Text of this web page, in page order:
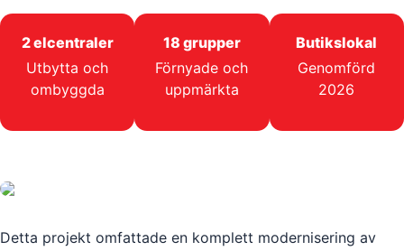
2 elcentraler
Utbytta och
ombyggda
18 grupper
Förnyade och
uppmärkta
Butikslokal
Genomförd
2026
Detta projekt omfattade en komplett modernisering av